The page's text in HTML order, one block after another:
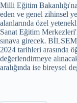
Milli Eğitim
eden ve genel zihinsel
alanlarında özel
Sanat Eğitim
sınava girecek.
2024 tarihleri arasında
değerlendirmeye
aralığında ise bireysel